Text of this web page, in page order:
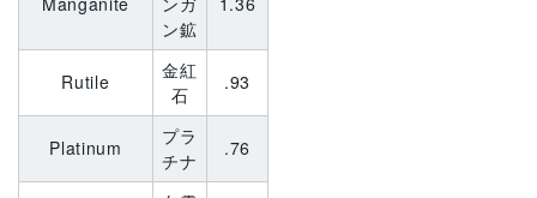
ン鉱
Rutile
金紅
石
.93
Platinum
プラ
チナ
.76